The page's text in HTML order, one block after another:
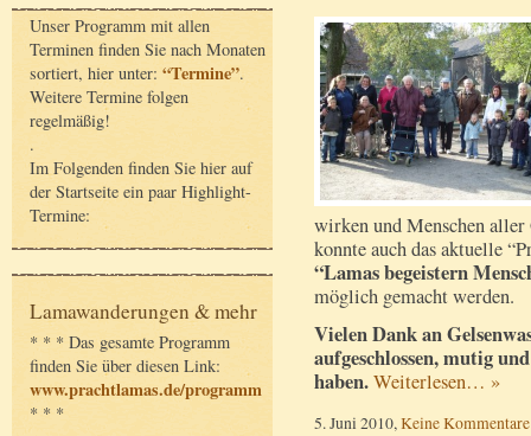
Unser Programm mit allen
Terminen finden Sie nach Monaten
sortiert, hier unter: “Termine”.
Weitere Termine folgen
regelmäßig!
.
Im Folgenden finden Sie hier auf
der Startseite ein paar Highlight-
Termine:
Lamawanderungen & mehr
* * * Das gesamte Programm
finden Sie über diesen Link:
www.prachtlamas.de/programm
* * *
wirken und Menschen
konnte auch das aktuelle
“Lamas begeistern
möglich gemacht werden.
Vielen Dank an
aufgeschlossen, mutig
haben.Weiterlesen… »
5. Juni 2010,Keine Kommentare